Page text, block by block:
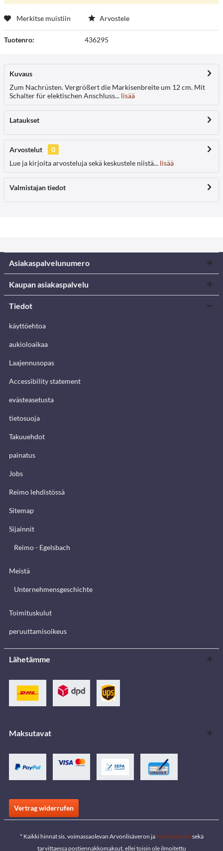
Merkitse muistiin Arvostele
Tuotenro: 436295
Kuvaus
Zum Nachrüsten. Vergrößert die Markisenbreite um 12 cm. Mit
Schalter für elektischen Anschluss... lisää
Lataukset
Arvostelut
0
Lue ja kirjoita arvosteluja sekä keskustele niistä... lisää
Valmistajan tiedot
Asiakaspalvelunumero
Kaupan asiakaspalvelu
Tiedot
käyttöehtoa
aukioloaikaa
Laajennusopas
Accessibility statement
evästeasetusta
tietosuoja
Takuuehdot
painatus
Jobs
Reimo lehdistössä
Sitemap
Sijainnit
Reimo - Egelsbach
Meistä
Unternehmensgeschichte
Toimituskulut
peruuttamisoikeus
Lähetämme
Maksutavat
Vertrag widerrufen
* Kaikki hinnat sis. voimassaolevan Arvonlisäveron jatoimituskulutsekä
tarvittaessa postiennakkomaksut, ellei toisin ole ilmoitettu